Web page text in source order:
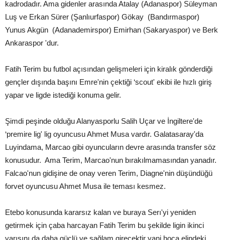
kadrodadır. Ama gidenler arasında Atalay (Adanaspor) Süleyman
Luş ve Erkan Sürer (Şanlıurfaspor) Gökay (Bandırmaspor)
Yunus Akgün (Adanademirspor) Emirhan (Sakaryaspor) ve Berk
Ankaraspor 'dur.
Fatih Terim bu futbol açısından gelişmeleri için kiralık gönderdiği
gençler dışında başını Emre'nin çektiği ‘scout' ekibi ile hızlı giriş
yapar ve ligde istediği konuma gelir.
Şimdi peşinde olduğu Alanyasporlu Salih Uçar ve İngiltere'de
‘premire lig' lig oyuncusu Ahmet Musa vardır. Galatasaray'da
Luyindama, Marcao gibi oyuncuların devre arasında transfer söz
konusudur. Ama Terim, Marcao'nun bırakılmamasından yanadır.
Falcao'nun gidişine de onay veren Terim, Diagne'nin düşündüğü
forvet oyuncusu Ahmet Musa ile teması kesmez.
Etebo konusunda kararsız kalan ve buraya Serı'yi yeniden
getirmek için çaba harcayan Fatih Terim bu şekilde ligin ikinci